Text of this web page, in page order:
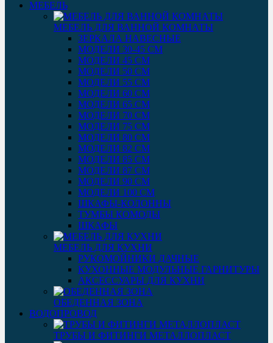
МЕБЕЛЬ
МЕБЕЛЬ ДЛЯ ВАННОЙ КОМНАТЫ
ЗЕРКАЛА НАВЕСНЫЕ
МОДЕЛИ 30-45 СМ
МОДЕЛИ 45 СМ
МОДЕЛИ 50 СМ
МОДЕЛИ 55 СМ
МОДЕЛИ 60 СМ
МОДЕЛИ 65 СМ
МОДЕЛИ 70 СМ
МОДЕЛИ 75 СМ
МОДЕЛИ 80 СМ
МОДЕЛИ 82 СМ
МОДЕЛИ 85 СМ
МОДЕЛИ 87 СМ
МОДЕЛИ 90 СМ
МОДЕЛИ 100 СМ
ШКАФЫ-КОЛОННЫ
ТУМБЫ КОМОДЫ
ШКАФЫ
МЕБЕЛЬ ДЛЯ КУХНИ
РУКОМОЙНИКИ ДАЧНЫЕ
КУХОННЫЕ МОДУЛЬНЫЕ ГАРНИТУРЫ
АКСЕССУАРЫ ДЛЯ КУХНИ
ОБЕДЕННАЯ ЗОНА
ВОДОПРОВОД
ТРУБЫ И ФИТИНГИ МЕТАЛЛОПЛАСТ